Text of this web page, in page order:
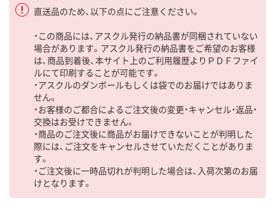
直送品のため、以下の点にご注意ください。
・この商品には、アスクル発行の納品書が同梱されていない
場合があります。アスクル発行の納品書をご希望のお客様
は、商品到着後、本サイト上のご利用履歴よりＰＤＦファイ
ルにて印刷することが可能です。
・アスクルのダンボールもしくは袋でのお届けではありま
せん。
・お客様のご都合によるご注文後の変更・キャンセル・返品・
交換はお受けできません。
・商品のご注文後に商品がお届けできないことが判明した
際には、ご注文をキャンセルさせていただくことがありま
す。
・ご注文後に一時品切れが判明した場合は、入荷次第のお届
けとなります。